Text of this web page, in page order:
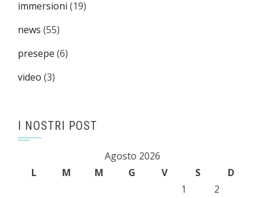
immersioni (19)
news (55)
presepe (6)
video (3)
I NOSTRI POST
Agosto 2026
L
M M G V S
D
1
2